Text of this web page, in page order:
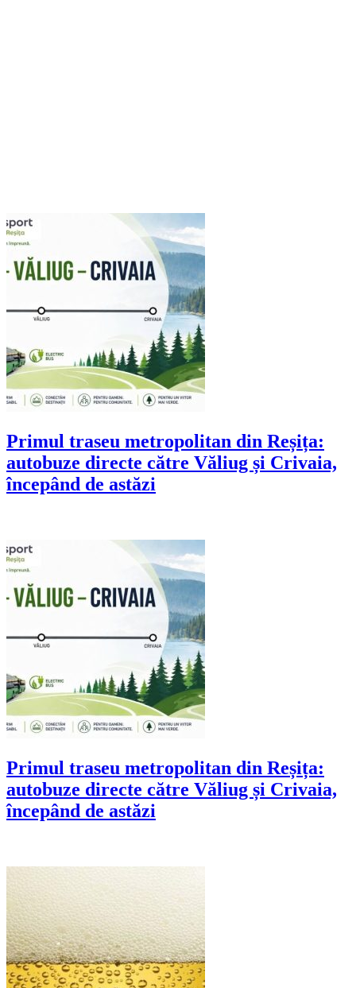
Primul traseu metropolitan din Reșița:
autobuze directe către Văliug și Crivaia,
începând de astăzi
Primul traseu metropolitan din Reșița:
autobuze directe către Văliug și Crivaia,
începând de astăzi